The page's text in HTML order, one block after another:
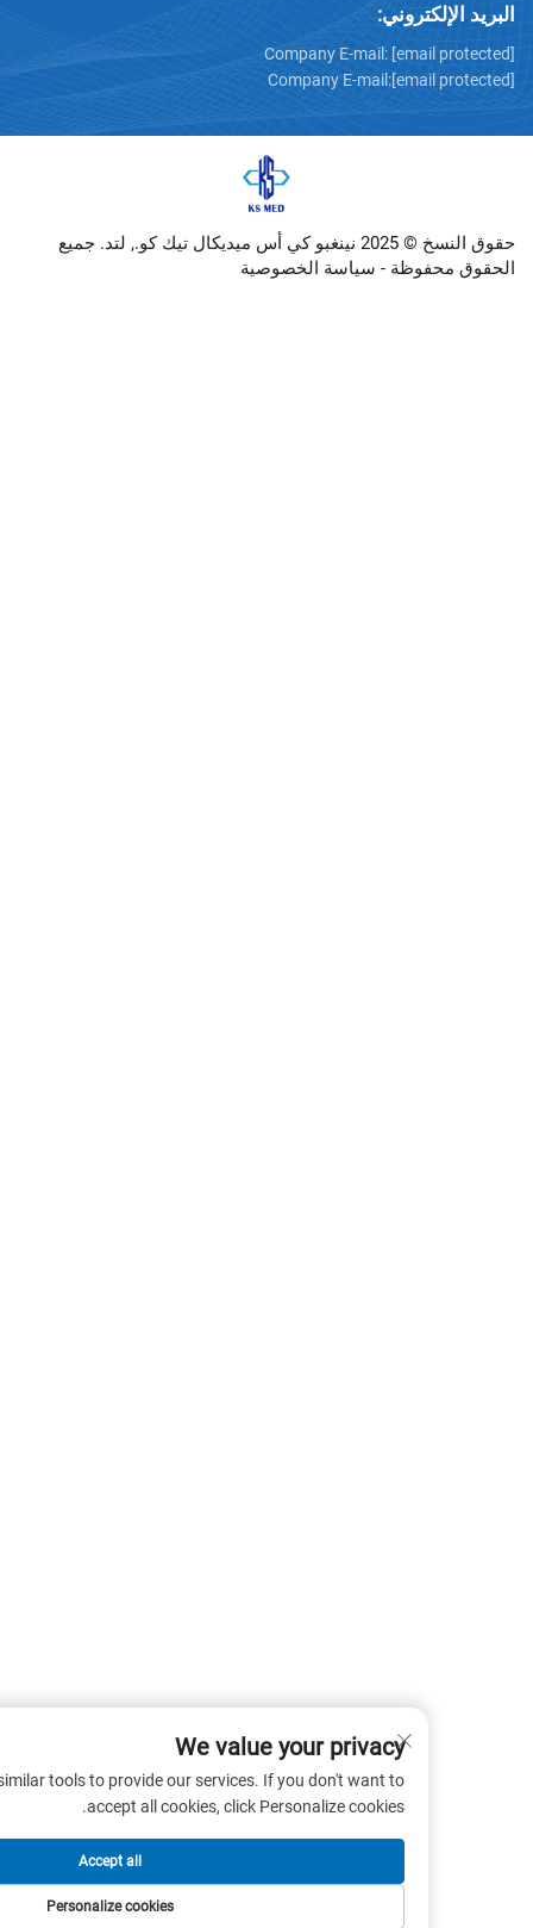
Company E-mail:
Company E-mail:
حقوق النسخ © 2025 نينغبو كي أس ميديكال تيك كو., لتد. جميع
-سياسة الخصوصية
We value your privacy
cookies and similar tools to provide our services. If you don't want to
accept all cookies, click Personalize cookies.
Personalize cookies